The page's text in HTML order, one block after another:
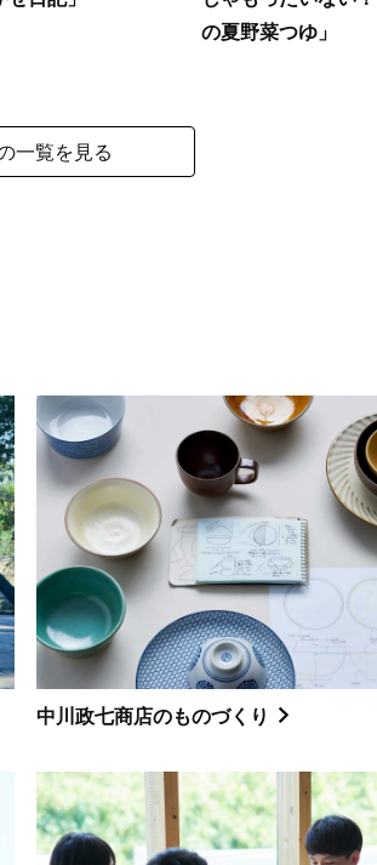
の夏野菜つゆ」
一覧を見る
中川政七商店のものづくり